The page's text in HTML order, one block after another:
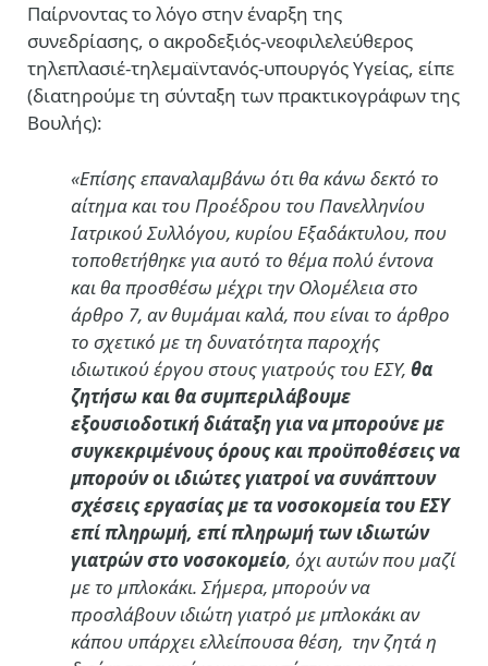
Παίρνοντας το λόγο στην έναρξη της
συνεδρίασης, ο ακροδεξιός-νεοφιλελεύθερος
τηλεπλασιέ-τηλεμαϊντανός-υπουργός Υγείας, είπε
(διατηρούμε τη σύνταξη των πρακτικογράφων της
Βουλής):
«Επίσης επαναλαμβάνω ότι θα κάνω δεκτό το
αίτημα και του Προέδρου του Πανελληνίου
Ιατρικού Συλλόγου, κυρίου Εξαδάκτυλου, που
τοποθετήθηκε για αυτό το θέμα πολύ έντονα
και θα προσθέσω μέχρι την Ολομέλεια στο
άρθρο 7, αν θυμάμαι καλά, που είναι το άρθρο
το σχετικό με τη δυνατότητα παροχής
ιδιωτικού έργου στους γιατρούς του ΕΣΥ, θα
ζητήσω και θα συμπεριλάβουμε
εξουσιοδοτική διάταξη για να μπορούνε με
συγκεκριμένους όρους και προϋποθέσεις να
μπορούν οι ιδιώτες γιατροί να συνάπτουν
σχέσεις εργασίας με τα νοσοκομεία του ΕΣΥ
επί πληρωμή, επί πληρωμή των ιδιωτών
γιατρών στο νοσοκομείο, όχι αυτών που μαζί
με το μπλοκάκι. Σήμερα, μπορούν να
προσλάβουν ιδιώτη γιατρό με μπλοκάκι αν
κάπου υπάρχει ελλείπουσα θέση, την ζητά η